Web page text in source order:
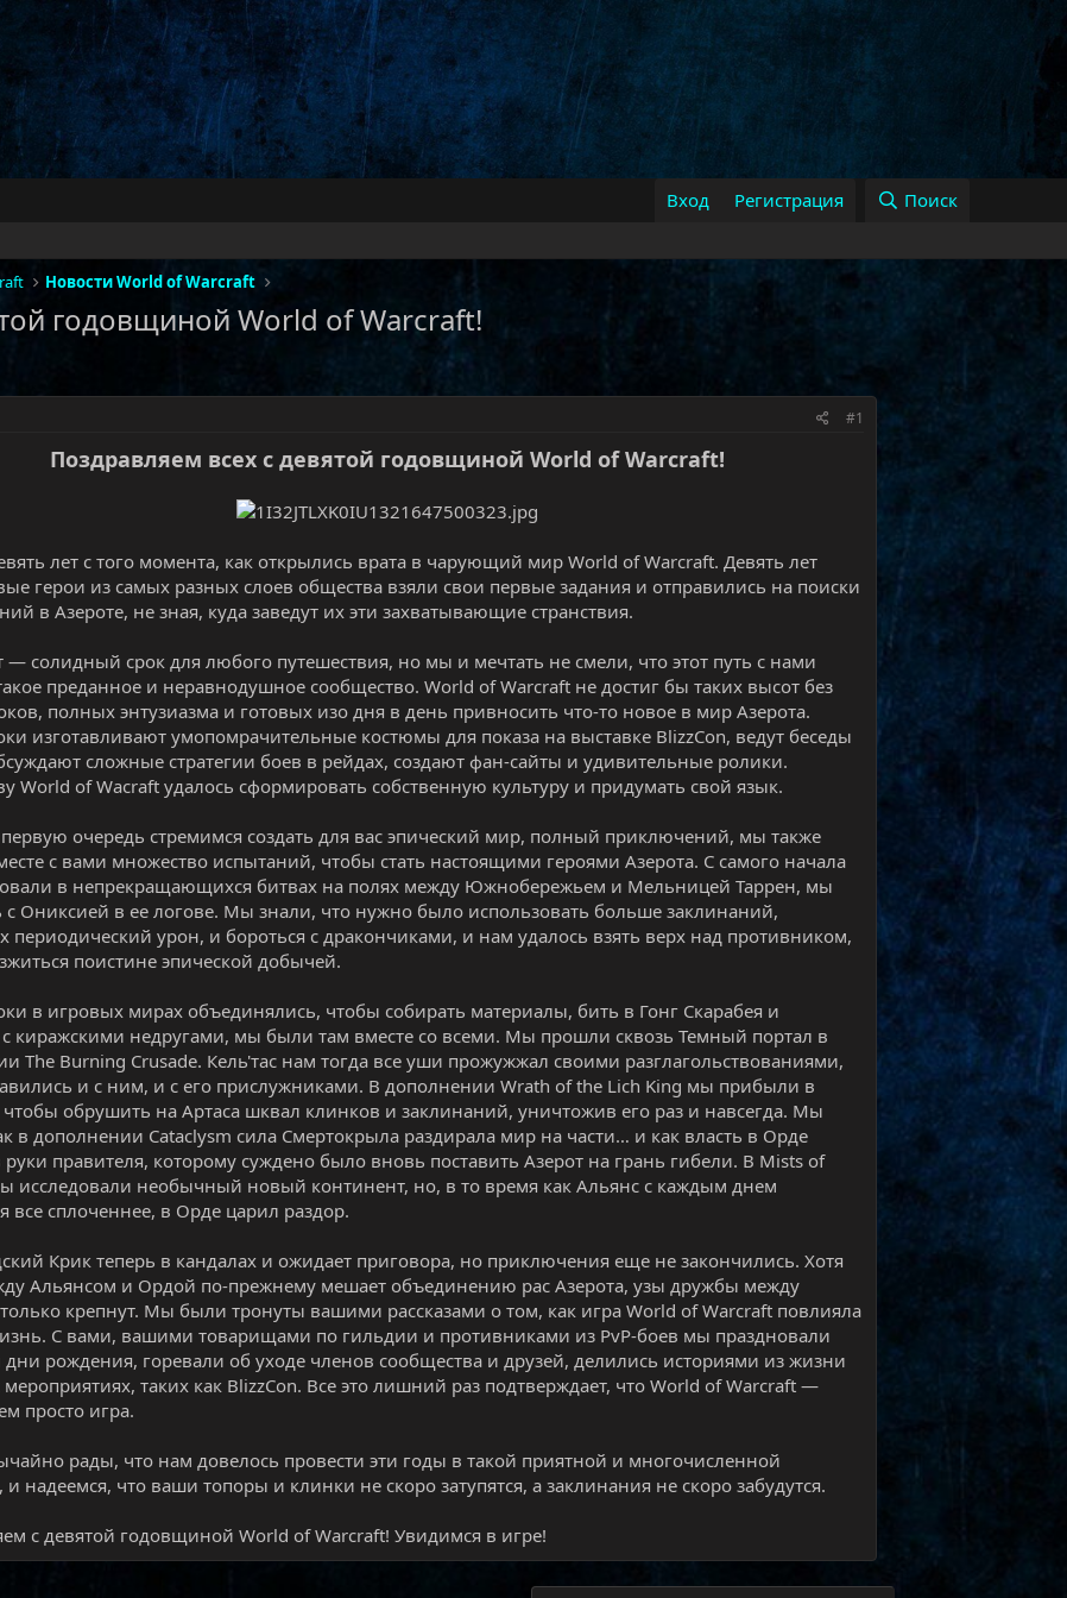
Вход Регистрация Поиск
Новости World of Warcraft
годовщиной World of Warcraft!
#1
Поздравляем всех с девятой годовщиной World of Warcraft!
лет с того момента, как открылись врата в чарующий мир World of Warcraft. Девять лет
герои из самых разных слоев общества взяли свои первые задания и отправились на поиски
в Азероте, не зная, куда заведут их эти захватывающие странствия.
— солидный срок для любого путешествия, но мы и мечтать не смели, что этот путь с нами
преданное и неравнодушное сообщество. World of Warcraft не достиг бы таких высот без
полных энтузиазма и готовых изо дня в день привносить что-то новое в мир Азерота.
изготавливают умопомрачительные костюмы для показа на выставке BlizzCon, ведут беседы
сложные стратегии боев в рейдах, создают фан-сайты и удивительные ролики.
World of Wacraft удалось сформировать собственную культуру и придумать свой язык.
очередь стремимся создать для вас эпический мир, полный приключений, мы также
с вами множество испытаний, чтобы стать настоящими героями Азерота. С самого начала
в непрекращающихся битвах на полях между Южнобережьем и Мельницей Таррен, мы
с Ониксией в ее логове. Мы знали, что нужно было использовать больше заклинаний,
периодический урон, и бороться с дракончиками, и нам удалось взять верх над противником,
поистине эпической добычей.
в игровых мирах объединялись, чтобы собирать материалы, бить в Гонг Скарабея и
с киражскими недругами, мы были там вместе со всеми. Мы прошли сквозь Темный портал в
The Burning Crusade. Кель'тас нам тогда все уши прожужжал своими разглагольствованиями,
и с ним, и с его прислужниками. В дополнении Wrath of the Lich King мы прибыли в
обрушить на Артаса шквал клинков и заклинаний, уничтожив его раз и навсегда. Мы
в дополнении Cataclysm сила Смертокрыла раздирала мир на части… и как власть в Орде
правителя, которому суждено было вновь поставить Азерот на грань гибели. В Mists of
исследовали необычный новый континент, но, в то время как Альянс с каждым днем
все сплоченнее, в Орде царил раздор.
Крик теперь в кандалах и ожидает приговора, но приключения еще не закончились. Хотя
Альянсом и Ордой по-прежнему мешает объединению рас Азерота, узы дружбы между
крепнут. Мы были тронуты вашими рассказами о том, как игра World of Warcraft повлияла
С вами, вашими товарищами по гильдии и противниками из PvP-боев мы праздновали
рождения, горевали об уходе членов сообщества и друзей, делились историями из жизни
таких как BlizzCon. Все это лишний раз подтверждает, что World of Warcraft —
просто игра.
рады, что нам довелось провести эти годы в такой приятной и многочисленной
надеемся, что ваши топоры и клинки не скоро затупятся, а заклинания не скоро забудутся.
с девятой годовщиной World of Warcraft! Увидимся в игре!